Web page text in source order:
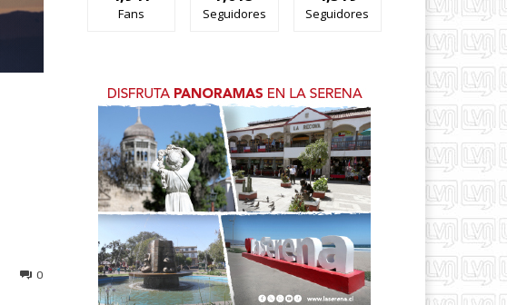
0
Fans Seguidores Seguidores